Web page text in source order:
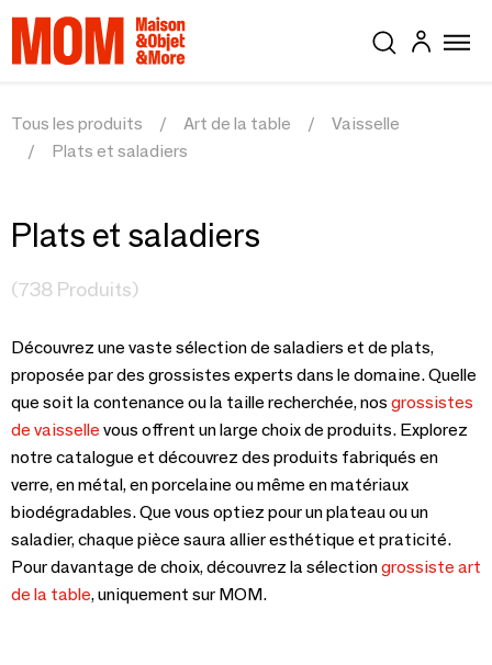
Tous les produits Art de la table
Vaisselle
Plats et saladiers
Plats et saladiers
(738 Produits)
Découvrez une vaste sélection de saladiers et de plats,
proposée par des grossistes experts dans le domaine. Quelle
que soit la contenance ou la taille recherchée, nos grossistes
de vaisselle vous offrent un large choix de produits. Explorez
notre catalogue et découvrez des produits fabriqués en
verre, en métal, en porcelaine ou même en matériaux
biodégradables. Que vous optiez pour un plateau ou un
saladier, chaque pièce saura allier esthétique et praticité.
Pour davantage de choix, découvrez la sélectiongrossiste art
de la table, uniquement sur MOM.